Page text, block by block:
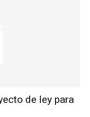
de ley para